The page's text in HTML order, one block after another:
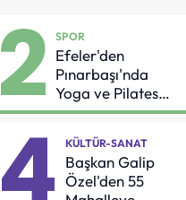
2 SPOR
Efeler'den
Pınarbaşı'nda
Yoga ve Pilates
Buluşması
4 KÜLTÜR-SANAT
Başkan Galip
Özel'den 55